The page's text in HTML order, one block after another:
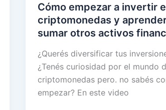
Cómo empezar a invertir
criptomonedas y
sumar otros activos
¿Querés diversificar tus
¿Tenés curiosidad por el mundo
criptomonedas pero. no sabés
empezar? En este video